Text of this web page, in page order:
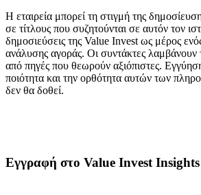
Η εταιρεία μπορεί τη στιγμή της
σε τίτλους που συζητούνται σε αυτόν τον
δημοσιεύσεις της Value Invest ως μέρος
ανάλυσης αγοράς. Οι συντάκτες λαμβάνουν
από πηγές που θεωρούν αξιόπιστες.
ποιότητα και την ορθότητα αυτών των
δεν θα δοθεί.
Εγγραφή στο Value Invest Insights